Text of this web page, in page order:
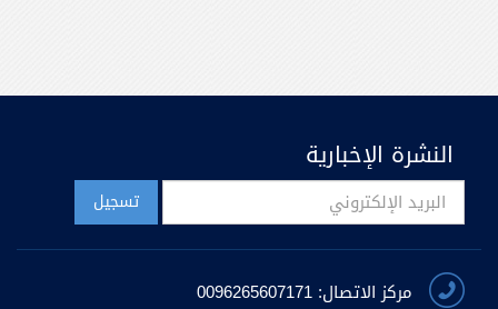
النشرة الإخبارية
مركز الاتصال: 0096265607171